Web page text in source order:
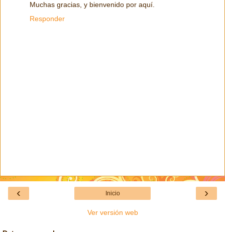
Muchas gracias, y bienvenido por aquí.
Responder
‹ ›
Inicio
Ver versión web